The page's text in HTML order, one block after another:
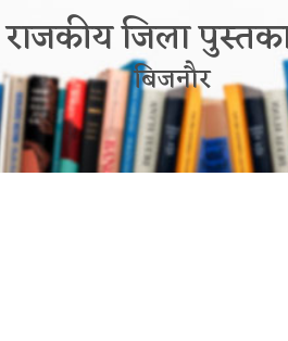
राजकीय जिला
बिजनौर